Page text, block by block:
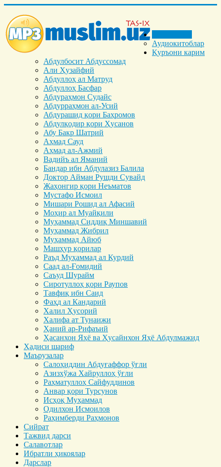
Аудиокитоблар
Қуръони карим
Абдулбосит Абдуссомад
Али Ҳузайфий
Абдуллоҳ ал Матруд
Абдуллоҳ Басфар
Абдураҳмон Судайс
Абдурраҳмон ал-Усий
Абдурашид қори Баҳромов
Абдулқодир қори Ҳусанов
Абу Бакр Шатрий
Аҳмад Сауд
Аҳмад ал-Ажмий
Вадийъ ал Яманий
Бандар ибн Абдулазиз Балила
Доктор Айман Рушди Сувайд
Жаҳонгир қори Неъматов
Мустафо Исмоил
Мишари Рошид ал Афасий
Моҳир ал Муайқили
Муҳаммад Cиддиқ Миншавий
Муҳаммад Жибрил
Муҳаммад Айюб
Машҳур қорилар
Раъд Муҳаммад ал Курдий
Саад ал-Ғомидий
Саъуд Шурайм
Сиротуллоҳ қори Раупов
Тавфиқ ибн Саид
Фаҳд ал Кандарий
Халил Ҳусорий
Халифа ат Тунаижи
Ҳаний ар-Рифаъий
Ҳасанхон Яҳё ва Ҳусайнхон Яҳё Абдулмажид
Ҳадиси шариф
Маърузалар
Салоҳиддин Абдуғаффор ўғли
Азизхўжа Хайруллоҳ ўғли
Раҳматуллоҳ Сайфуддинов
Анвар қори Турсунов
Исҳоқ Муҳаммад
Одилхон Исмоилов
Раҳимберди Раҳмонов
Сийрат
Тажвид дарси
Салавотлар
Ибратли ҳикоялар
Дарслар